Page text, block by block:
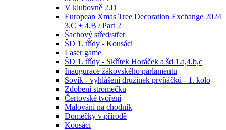
V klubovně 2.D
European Xmas Tree Decoration Exchange 2024
3.C + 4.B / Part 2
Šachový střed/střet
ŠD 1. třídy - Kousáci
Laser game
ŠD 1. třídy - Skřítek Horáček a šd 1.a,4.b,c
Inaugurace žákovského parlamentu
Sovík - vyhlášení družinek prvňáčků - 1. kolo
Zdobení stromečku
Čertovské tvoření
Malování na chodník
Domečky v přírodě
Kousáci